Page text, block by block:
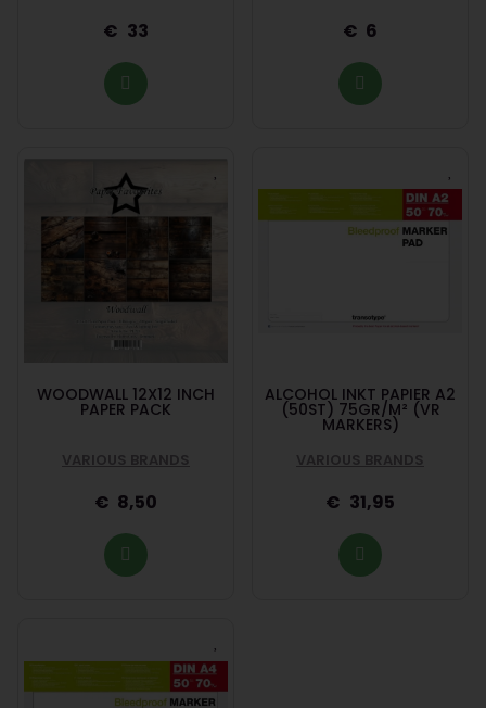
33 6
WOODWALL 12X12 INCH
PAPER PACK
VARIOUS BRANDS
8,50
ALCOHOL INKT PAPIER A2
(50ST) 75GR/M² (VR
MARKERS)
VARIOUS BRANDS
31,95